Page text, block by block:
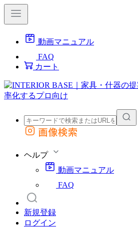
動画マニュアル
FAQ
カート
外部サイトの商品をカートに追加
画像検索
ヘルプ
動画マニュアル
FAQ
新規登録
ログイン